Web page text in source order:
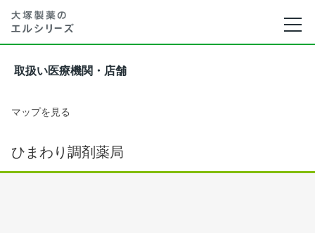
取扱い医療機関・店舗
マップを見る
ひまわり調剤薬局